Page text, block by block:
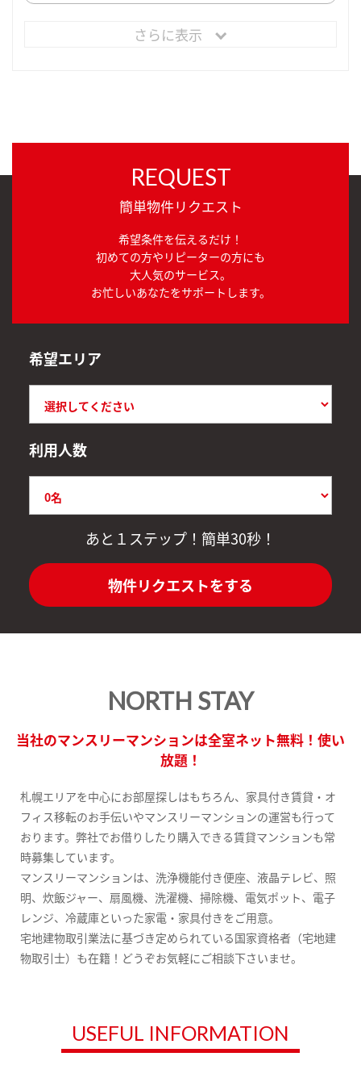
さらに表示
REQUEST
簡単物件リクエスト
希望条件を伝えるだけ！
初めての方やリピーターの方にも
大人気のサービス。
お忙しいあなたをサポートします。
希望エリア
利用人数
あと１ステップ！簡単30秒！
物件リクエストをする
NORTH STAY
当社のマンスリーマンションは全室ネット無料！使い
放題！
札幌エリアを中心にお部屋探しはもちろん、家具付き賃貸・オ
フィス移転のお手伝いやマンスリーマンションの運営も行って
おります。弊社でお借りしたり購入できる賃貸マンションも常
時募集しています。
マンスリーマンションは、洗浄機能付き便座、液晶テレビ、照
明、炊飯ジャー、扇風機、洗濯機、掃除機、電気ポット、電子
レンジ、冷蔵庫といった家電・家具付きをご用意。
宅地建物取引業法に基づき定められている国家資格者（宅地建
物取引士）も在籍！どうぞお気軽にご相談下さいませ。
USEFUL INFORMATION